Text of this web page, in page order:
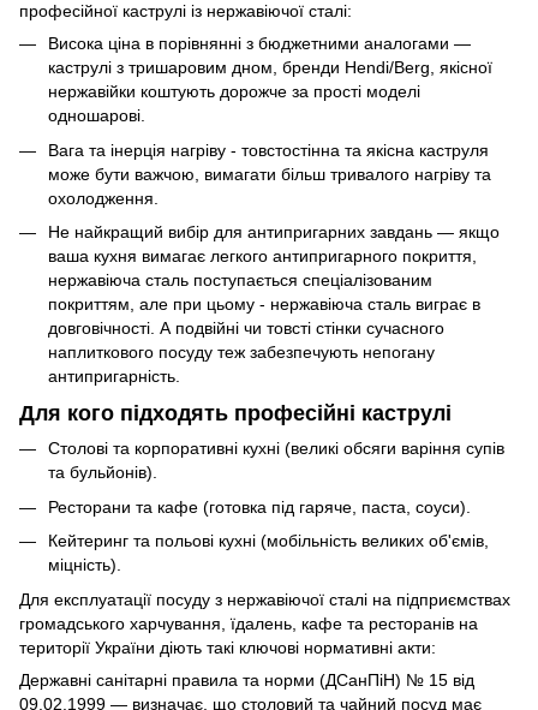
професійної каструлі із нержавіючої сталі:
Висока ціна в порівнянні з бюджетними аналогами —
каструлі з тришаровим дном, бренди Hendi/Berg, якісної
нержавійки коштують дорожче за прості моделі
одношарові.
Вага та інерція нагріву - товстостінна та якісна каструля
може бути важчою, вимагати більш тривалого нагріву та
охолодження.
Не найкращий вибір для антипригарних завдань — якщо
ваша кухня вимагає легкого антипригарного покриття,
нержавіюча сталь поступається спеціалізованим
покриттям, але при цьому - нержавіюча сталь виграє в
довговічності. А подвійні чи товсті стінки сучасного
наплиткового посуду теж забезпечують непогану
антипригарність.
Для кого підходять професійні каструлі
Столові та корпоративні кухні (великі обсяги варіння супів
та бульйонів).
Ресторани та кафе (готовка під гаряче, паста, соуси).
Кейтеринг та польові кухні (мобільність великих об'ємів,
міцність).
Для експлуатації посуду з нержавіючої сталі на підприємствах
громадського харчування, їдалень, кафе та ресторанів на
території України діють такі ключові нормативні акти:
Державні санітарні правила та норми (ДСанПіН) № 15 від
09.02.1999 — визначає, що столовий та чайний посуд має